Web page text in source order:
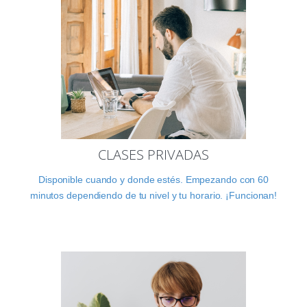
CLASES PRIVADAS
Disponible cuando y donde estés. Empezando con 60
minutos dependiendo de tu nivel y tu horario. ¡Funcionan!